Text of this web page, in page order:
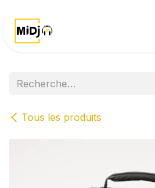
Tous les produits